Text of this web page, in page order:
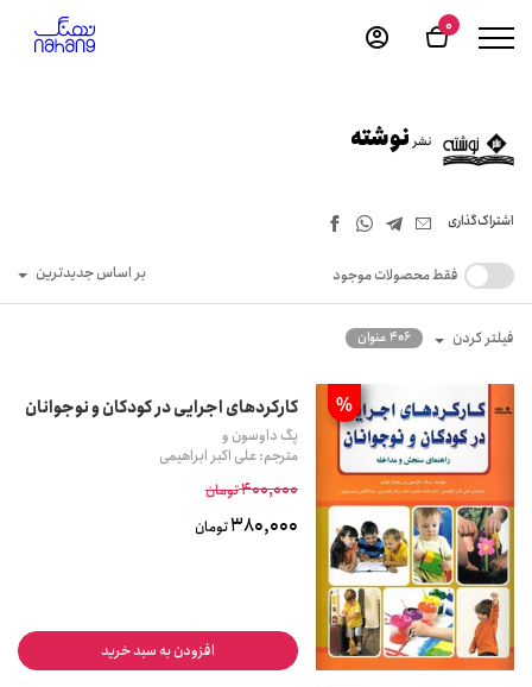
0
نشرنوشته
اشتراک‌گذاری
فقط محصولات موجود بر اساس جدیدترین
فیلتر کردن 406 عنوان
% کارکردهای اجرایی در کودکان و نوجوانان
پگ داوسون و
مترجم: علی اکبر ابراهیمی
400,000تومان
380,000تومان
افزودن به سبد خرید